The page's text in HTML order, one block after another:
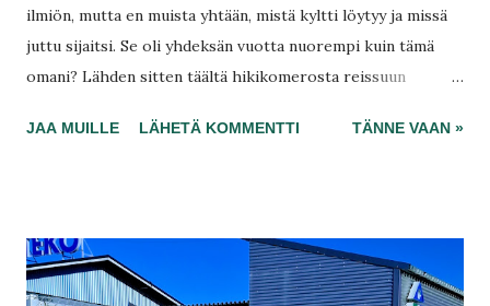
ilmiön, mutta en muista yhtään, mistä kyltti löytyy ja missä
juttu sijaitsi. Se oli yhdeksän vuotta nuorempi kuin tämä
omani? Lähden sitten täältä hikikomerosta reissuun
rautatieaseman takaa. Kun tukea on aina leikattu ja
antaa arvokkaita hetkiä!
JAA MUILLE LÄHETÄ KOMMENTTI TÄNNE VAAN »